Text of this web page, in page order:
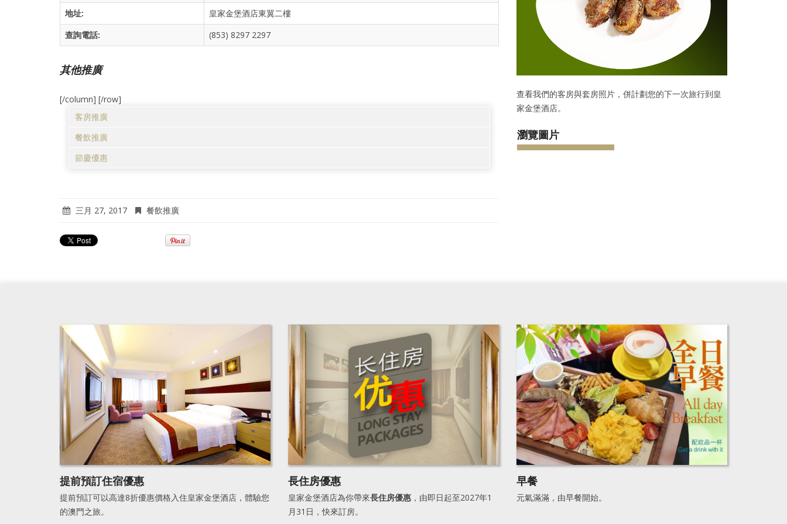
地址:
皇家金堡酒店東翼二樓
查詢電話:
(853) 8297 2297
其他推廣
[/column] [/row]
客房推廣
餐飲推廣
節慶優惠
三月 27, 2017 餐飲推廣
查看我們的客房與套房照片，併計劃您的下一次旅行到皇
家金堡酒店。
瀏覽圖片
提前預訂住宿優惠 長住房優惠 早餐
提前預訂可以高達8折優惠價格入住皇家金堡酒店，體驗您
的澳門之旅。
皇家金堡酒店為你帶來長住房優惠 ，由即日起至2027年1
月31日，快來訂房。
元氣滿滿，由早餐開始。